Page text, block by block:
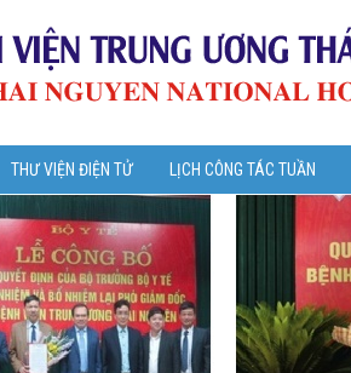
THƯ VIỆN ĐIỆN TỬ LỊCH CÔNG TÁC TUẦN